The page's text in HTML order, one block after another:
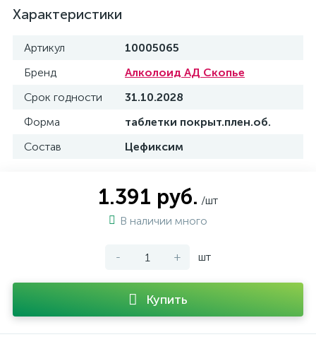
Характеристики
Артикул
10005065
Бренд
Алколоид АД Скопье
Срок годности
31.10.2028
Форма
таблетки покрыт.плен.об.
Состав
Цефиксим
1.391 руб. /шт
В наличии много
- + шт
Купить